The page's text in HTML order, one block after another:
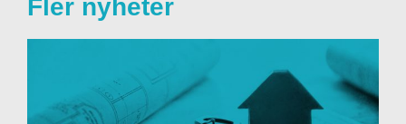
Fler nyheter